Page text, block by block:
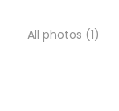
All photos (1)